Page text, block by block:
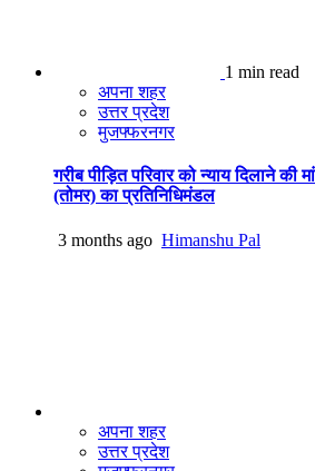
1 min read
अपना शहर
उत्तर प्रदेश
मुजफ्फरनगर
गरीब पीड़ित परिवार को न्याय दिलाने की
(तोमर) का प्रतिनिधिमंडल
3 months ago Himanshu Pal
अपना शहर
उत्तर प्रदेश